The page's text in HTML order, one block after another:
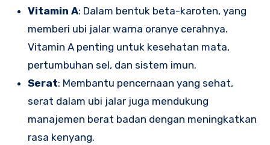
Vitamin A: Dalam bentuk beta-karoten, yang
memberi ubi jalar warna oranye cerahnya.
Vitamin A penting untuk kesehatan mata,
pertumbuhan sel, dan sistem imun.
Serat: Membantu pencernaan yang sehat,
serat dalam ubi jalar juga mendukung
manajemen berat badan dengan meningkatkan
rasa kenyang.